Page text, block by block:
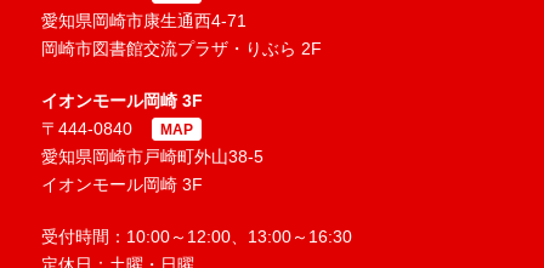
愛知県岡崎市康生通西4-71
岡崎市図書館交流プラザ・りぶら 2F
イオンモール岡崎 3F
〒444-0840
MAP
愛知県岡崎市戸崎町外山38-5
イオンモール岡崎 3F
受付時間：10:00～12:00、13:00～16:30